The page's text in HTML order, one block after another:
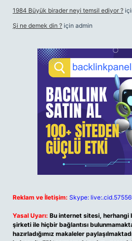
1984 Büyük birader neyi temsil ediyor ?
Şi ne demek din ? için admin
Reklam ve İletişim: Skype:
Yasal Uyarı: Bu internet sitesi, herhangi
şirketi ile hiçbir bağlantısı
hazırladığımız makaleler